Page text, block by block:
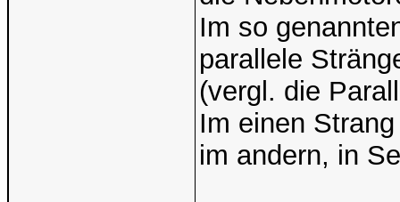
Im so
parallele
(vergl. die
Im einen
im andern, in